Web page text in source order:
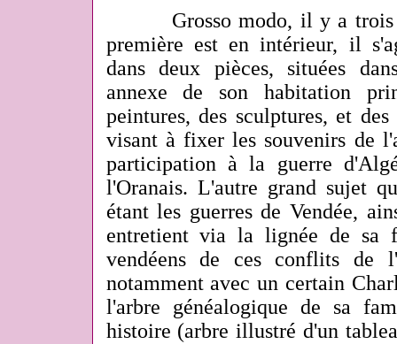
Grosso modo, il y a trois
première est en intérieur, il
dans deux pièces, situées
annexe de son habitation
peintures, des sculptures, et
visant à fixer les souvenirs de
participation à la guerre
l'Oranais. L'autre grand sujet
étant les guerres de Vendée,
entretient via la lignée de sa
vendéens de ces conflits de
notamment avec un certain
l'arbre généalogique de sa
histoire (arbre illustré d'un